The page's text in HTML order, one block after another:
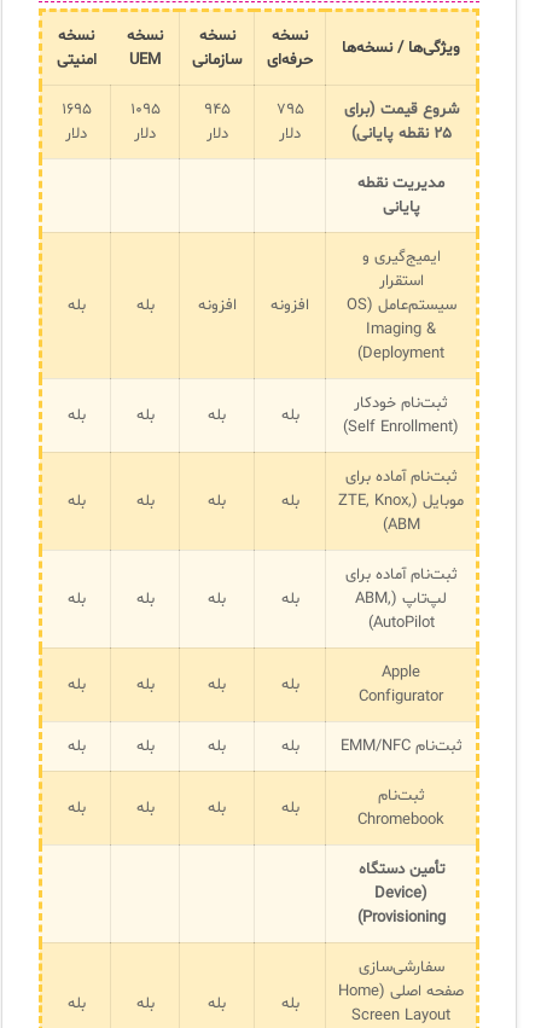
ویژگی‌ها / نسخه‌ها
نسخه
حرفه‌ای
نسخه
سازمانی
نسخه
UEM
نسخه
امنیتی
شروع قیمت (برای
۲۵ نقطه پایانی)
۷۹۵
دلار
۹۴۵
دلار
۱۰۹۵
دلار
۱۶۹۵
دلار
مدیریت نقطه
پایانی
ایمیج‌گیری و
استقرار
سیستم‌عامل (OS
Imaging &
Deployment)
افزونه افزونه بله بله
ثبت‌نام خودکار
(Self Enrollment)
بله بله بله بله
ثبت‌نام آماده برای
موبایل (ZTE, Knox,
ABM)
بله بله بله بله
ثبت‌نام آماده برای
لپ‌تاپ (ABM,
AutoPilot)
بله بله بله بله
Apple
Configurator
بله بله بله بله
ثبت‌نام EMM/NFC بله بله بله بله
ثبت‌نام
Chromebook
بله بله بله بله
تأمین دستگاه
(Device
Provisioning)
سفارشی‌سازی
صفحه اصلی (Home
Screen Layout
بله بله بله بله